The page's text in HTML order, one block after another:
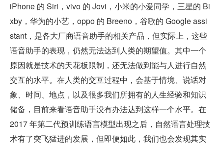
iPhone 的 Siri，vivo 的 Jovi，小米的小爱同学，三星的 Bi
xby，华为的小艺，oppo 的 Breeno，谷歌的 Google assi
stant，是各大厂商语音助手的相关产品，但实际上，这些
语音助手的表现，仍然无法达到人类的期望值。其中一个
原因就是技术的天花板限制，还无法做到能与人进行自然
交互的水平。在人类的交互过程中，会基于情境、说话对
象、时间、地点，以及很多我们所拥有的人生经验和知识
储备，目前来看语音助手没有办法达到这样一个水平。在
2017 年第二代预训练语言模型出现之后，自然语言处理技
术有了突飞猛进的发展，但即便如此，我们也会发现其实